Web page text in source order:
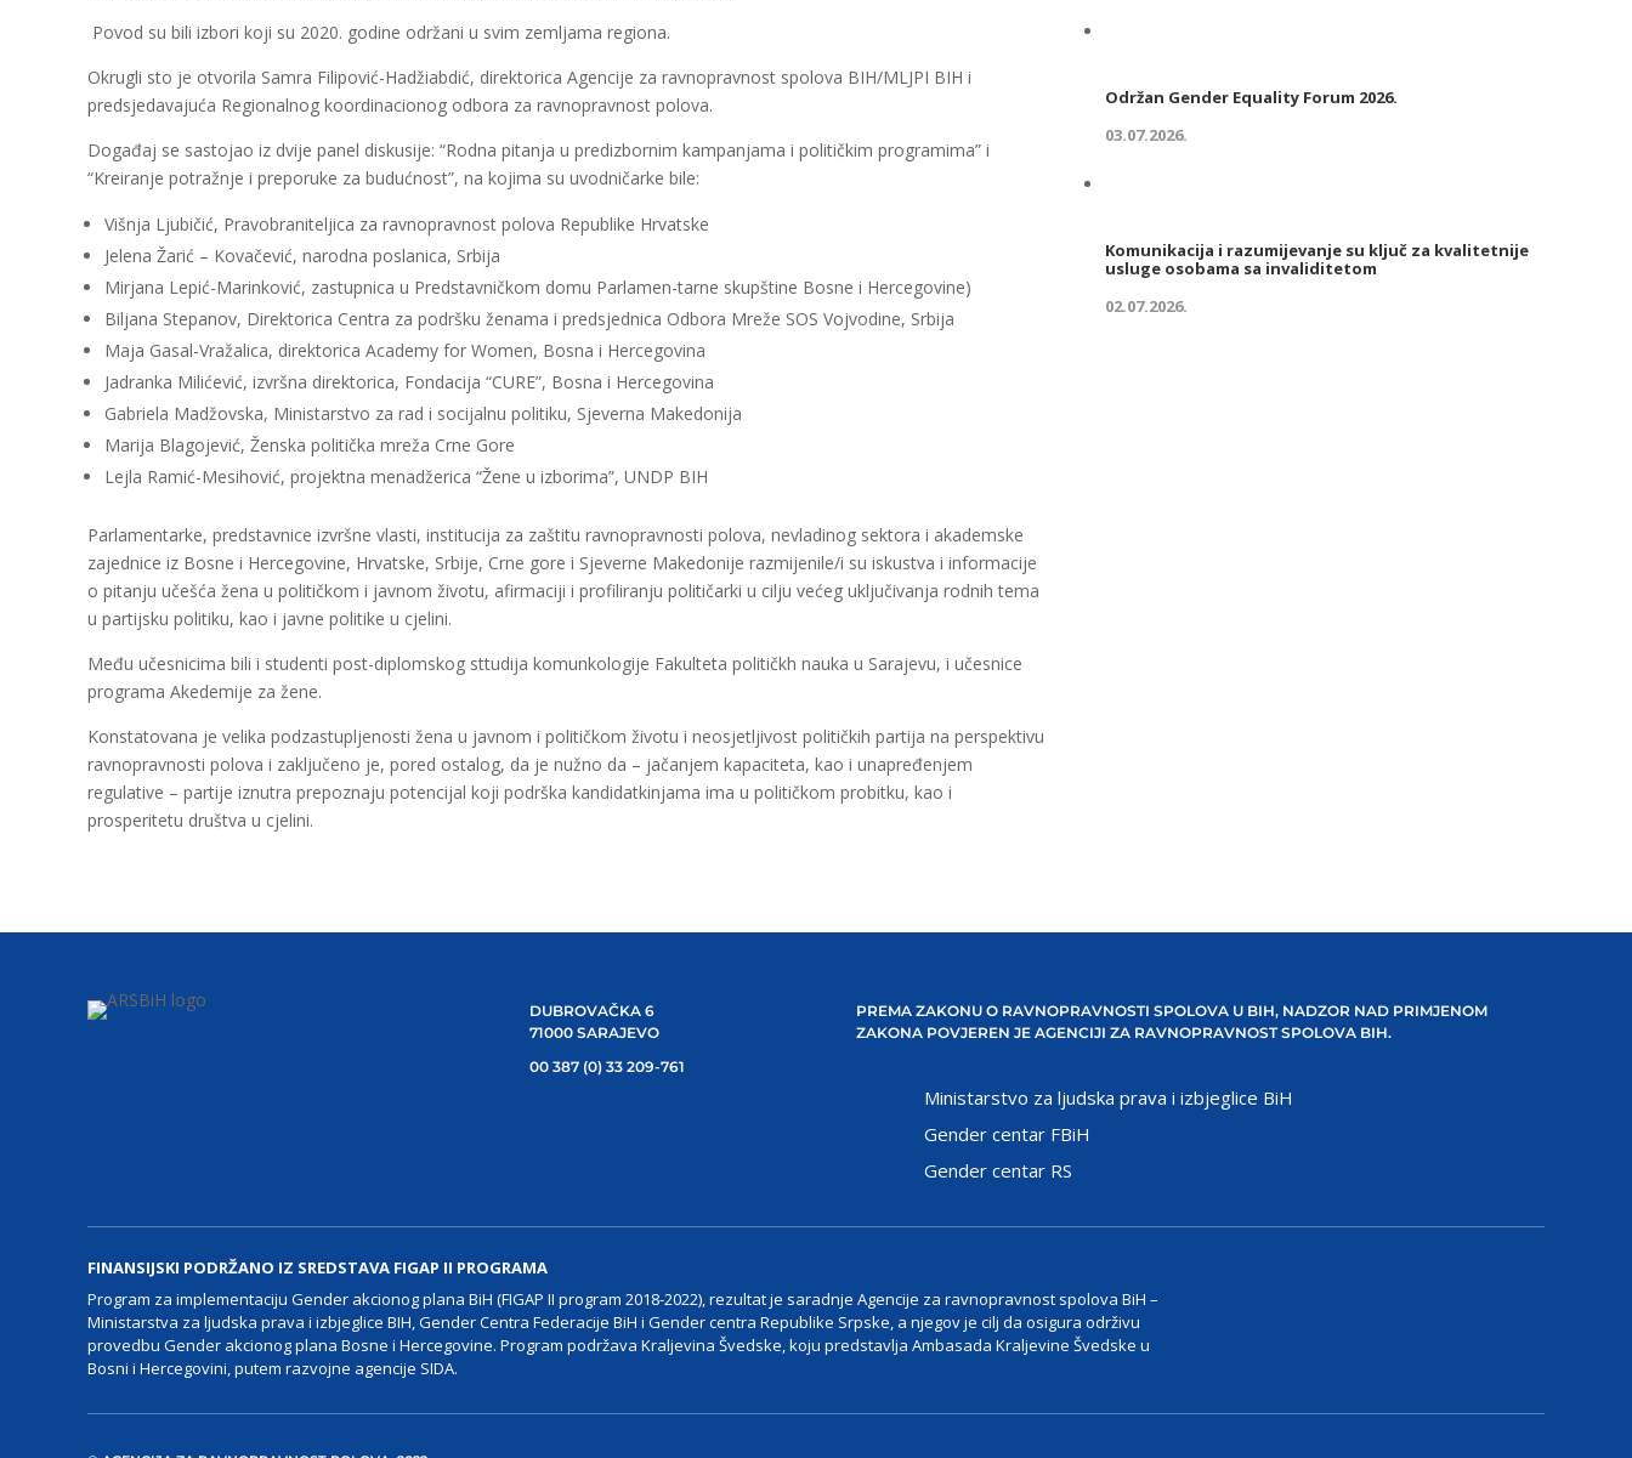
Povod su bili izbori koji su 2020. godine održani u svim zemljama regiona.
Okrugli sto je otvorila Samra Filipović-Hadžiabdić, direktorica Agencije za ravnopravnost spolova BIH/MLJPI BIH i
predsjedavajuća Regionalnog koordinacionog odbora za ravnopravnost polova.
Događaj se sastojao iz dvije panel diskusije: “Rodna pitanja u predizbornim kampanjama i političkim programima” i
“Kreiranje potražnje i preporuke za budućnost”, na kojima su uvodničarke bile:
Višnja Ljubičić, Pravobraniteljica za ravnopravnost polova Republike Hrvatske
Jelena Žarić – Kovačević, narodna poslanica, Srbija
Mirjana Lepić-Marinković, zastupnica u Predstavničkom domu Parlamen-tarne skupštine Bosne i Hercegovine)
Biljana Stepanov, Direktorica Centra za podršku ženama i predsjednica Odbora Mreže SOS Vojvodine, Srbija
Maja Gasal-Vražalica, direktorica Academy for Women, Bosna i Hercegovina
Jadranka Milićević, izvršna direktorica, Fondacija “CURE”, Bosna i Hercegovina
Gabriela Madžovska, Ministarstvo za rad i socijalnu politiku, Sjeverna Makedonija
Marija Blagojević, Ženska politička mreža Crne Gore
Lejla Ramić-Mesihović, projektna menadžerica “Žene u izborima”, UNDP BIH
Parlamentarke, predstavnice izvršne vlasti, institucija za zaštitu ravnopravnosti polova, nevladinog sektora i akademske
zajednice iz Bosne i Hercegovine, Hrvatske, Srbije, Crne gore i Sjeverne Makedonije razmijenile/i su iskustva i informacije
o pitanju učešća žena u političkom i javnom životu, afirmaciji i profiliranju političarki u cilju većeg uključivanja rodnih tema
u partijsku politiku, kao i javne politike u cjelini.
Među učesnicima bili i studenti post-diplomskog sttudija komunkologije Fakulteta političkh nauka u Sarajevu, i učesnice
programa Akedemije za žene.
Konstatovana je velika podzastupljenosti žena u javnom i političkom životu i neosjetljivost političkih partija na perspektivu
ravnopravnosti polova i zaključeno je, pored ostalog, da je nužno da – jačanjem kapaciteta, kao i unapređenjem
regulative – partije iznutra prepoznaju potencijal koji podrška kandidatkinjama ima u političkom probitku, kao i
prosperitetu društva u cjelini.
Održan Gender Equality Forum 2026.
03.07.2026.
Komunikacija i razumijevanje su ključ za kvalitetnije
usluge osobama sa invaliditetom
02.07.2026.
DUBROVAČKA 6
71000 SARAJEVO
00 387 (0) 33 209-761
PREMA ZAKONU O RAVNOPRAVNOSTI SPOLOVA U BIH, NADZOR NAD PRIMJENOM
ZAKONA POVJEREN JE AGENCIJI ZA RAVNOPRAVNOST SPOLOVA BIH.
Ministarstvo za ljudska prava i izbjeglice BiH
Gender centar FBiH
Gender centar RS
FINANSIJSKI PODRŽANO IZ SREDSTAVA FIGAP II PROGRAMA
Program za implementaciju Gender akcionog plana BiH (FIGAP II program 2018-2022), rezultat je saradnje Agencije za ravnopravnost spolova BiH –
Ministarstva za ljudska prava i izbjeglice BIH, Gender Centra Federacije BiH i Gender centra Republike Srpske, a njegov je cilj da osigura održivu
provedbu Gender akcionog plana Bosne i Hercegovine. Program podržava Kraljevina Švedske, koju predstavlja Ambasada Kraljevine Švedske u
Bosni i Hercegovini, putem razvojne agencije SIDA.